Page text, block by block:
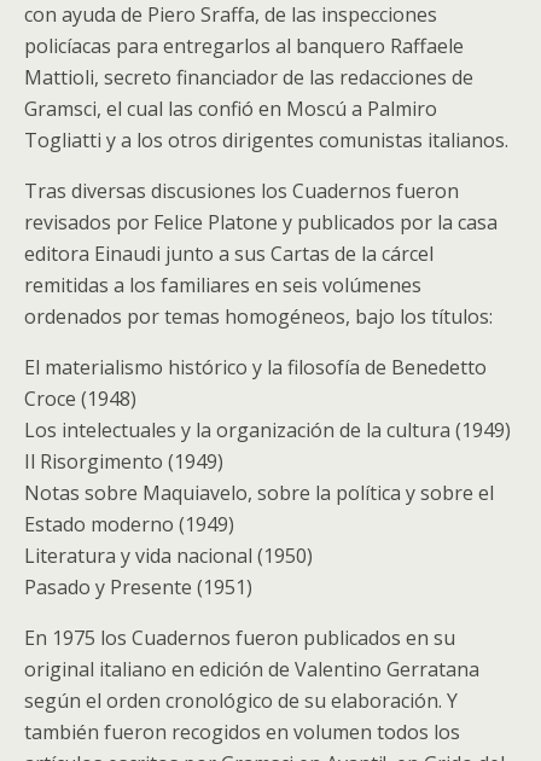
con ayuda de Piero Sraffa, de las inspecciones
policíacas para entregarlos al banquero Raffaele
Mattioli, secreto financiador de las redacciones de
Gramsci, el cual las confió en Moscú a Palmiro
Togliatti y a los otros dirigentes comunistas italianos.
Tras diversas discusiones los Cuadernos fueron
revisados por Felice Platone y publicados por la casa
editora Einaudi junto a sus Cartas de la cárcel
remitidas a los familiares en seis volúmenes
ordenados por temas homogéneos, bajo los títulos:
El materialismo histórico y la filosofía de Benedetto
Croce (1948)
Los intelectuales y la organización de la cultura (1949)
Il Risorgimento (1949)
Notas sobre Maquiavelo, sobre la política y sobre el
Estado moderno (1949)
Literatura y vida nacional (1950)
Pasado y Presente (1951)
En 1975 los Cuadernos fueron publicados en su
original italiano en edición de Valentino Gerratana
según el orden cronológico de su elaboración. Y
también fueron recogidos en volumen todos los